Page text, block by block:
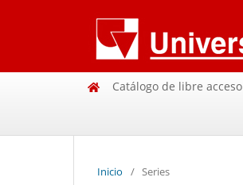
Catálogo de libre acceso
Inicio / Series